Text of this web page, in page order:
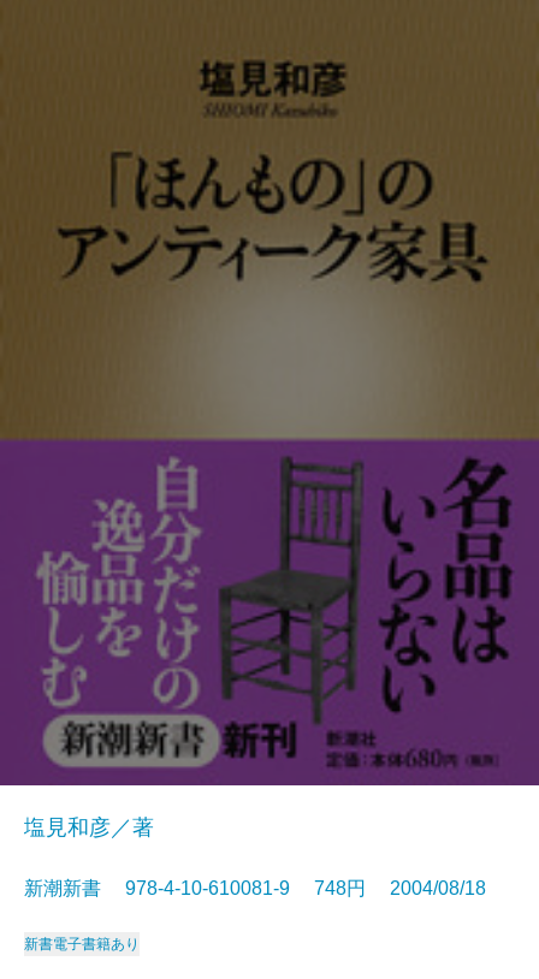
塩見和彦／著
新潮新書 978-4-10-610081-9 748円 2004/08/18
新書電子書籍あり